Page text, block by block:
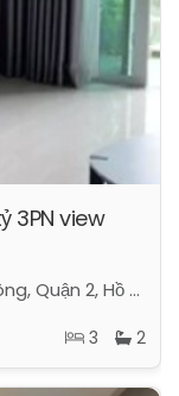
3PN view
Đường Mai Chí Thọ, Phường An Lợi Đông, Quận 2, Hồ Chí Minh
3 2